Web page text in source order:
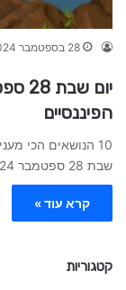
28 בספטמבר 2024
הפיננסיים
10 הנושאים הכי
שבת 28 ספטמבר 2024: רמי לוי בצעד חריג: זו הפעולה…
קרא עוד »
קטגוריות